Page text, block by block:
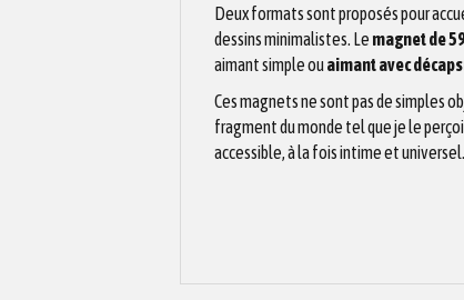
Deux formats sont proposés pour
dessins minimalistes. Le magnet de
aimant simple ouaimant avec
Ces magnets ne sont pas de simples
fragment du monde tel que je le
accessible, à la fois intime et universel.